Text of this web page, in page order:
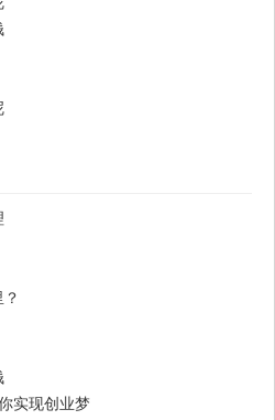
实现创业梦